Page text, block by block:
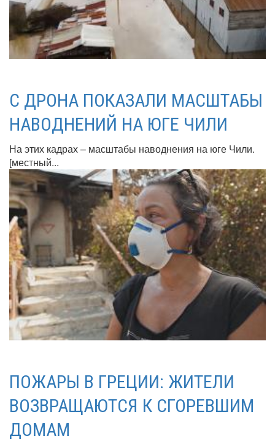
С ДРОНА ПОКАЗАЛИ МАСШТАБЫ
НАВОДНЕНИЙ НА ЮГЕ ЧИЛИ
На этих кадрах – масштабы наводнения на юге Чили.
[местный...
ПОЖАРЫ В ГРЕЦИИ: ЖИТЕЛИ
ВОЗВРАЩАЮТСЯ К СГОРЕВШИМ
ДОМАМ